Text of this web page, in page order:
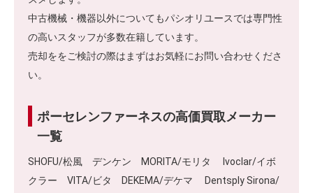
中古機械・機器以外についてもパシオリユースでは専門性
の高いスタッフが多数在籍しています。
売却ををご検討の際はまずはお気軽にお問い合わせくださ
い。
ポーセレンファーネスの高価買取メーカー
一覧
SHOFU/松風 デンケン MORITA/モリタ Ivoclar/イボ
クラー VITA/ビタ DEKEMA/デケマ Dentsply Sirona/